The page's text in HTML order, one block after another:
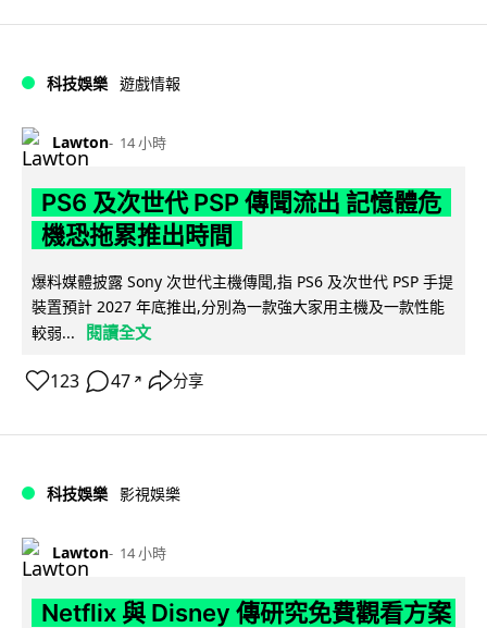
科技娛樂 遊戲情報
Lawton 14 小時
PS6 及次世代 PSP 傳聞流出 記憶體危
機恐拖累推出時間
爆料媒體披露 Sony 次世代主機傳聞,指 PS6 及次世代 PSP 手提
裝置預計 2027 年底推出,分別為一款強大家用主機及一款性能
較弱...
閱讀全文
123 47 ↗ 分享
科技娛樂 影視娛樂
Lawton 14 小時
Netflix 與 Disney 傳研究免費觀看方案